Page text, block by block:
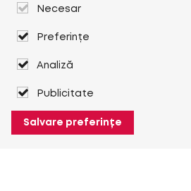
Necesar
Preferințe
Analiză
Publicitate
Salvare preferințe